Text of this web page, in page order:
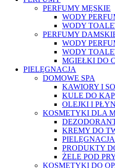
PERFUMY MĘSKIE
WODY
WODY
PERFUMY
WODY
WODY
MGIEŁKI DO
PIELĘGNACJA
DOMOWE SPA
KAWIORY I
KULE DO
OLEJKI I
KOSMETYKI DLA
KREMY DO
PRODUKTY
ŻELE POD
KOSMETYKI DO